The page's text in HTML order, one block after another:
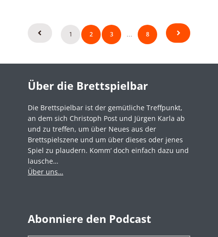
Seitennummerierung
der
1 2 3 8
Über die Brettspielbar
Die Brettspielbar ist der gemütliche Treffpunkt,
an dem sich Christoph Post und Jürgen Karla ab
und zu treffen, um über Neues aus der
Brettspielszene und um über dieses oder jenes
Spiel zu plaudern. Komm‘ doch einfach dazu und
lausche…
Über uns…
Abonniere den Podcast